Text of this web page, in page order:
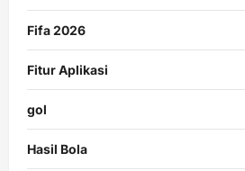
Fifa 2026
Fitur Aplikasi
gol
Hasil Bola